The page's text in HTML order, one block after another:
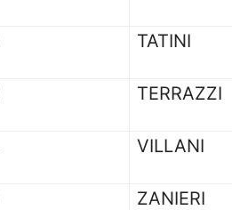
TATINI
TERRAZZI
VILLANI
ZANIERI